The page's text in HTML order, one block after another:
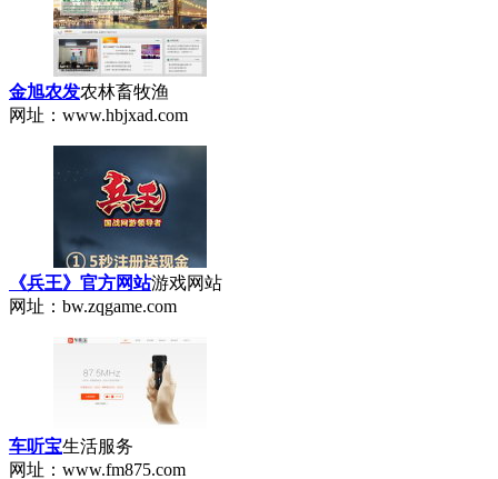
金旭农发农林畜牧渔
网址：www.hbjxad.com
《兵王》官方网站游戏网站
网址：bw.zqgame.com
车听宝生活服务
网址：www.fm875.com